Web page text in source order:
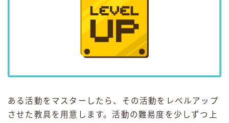
ある活動をマスターしたら、その活動をレベルアップ
させた教具を用意します。活動の難易度を少しずつ上